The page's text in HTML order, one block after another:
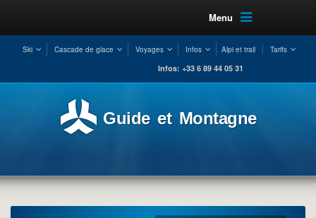
Menu
Ski Cascade de glace Voyages Infos Alpi et trail Tarifs
Infos: +33 6 89 44 05 31
Guide et Montagne